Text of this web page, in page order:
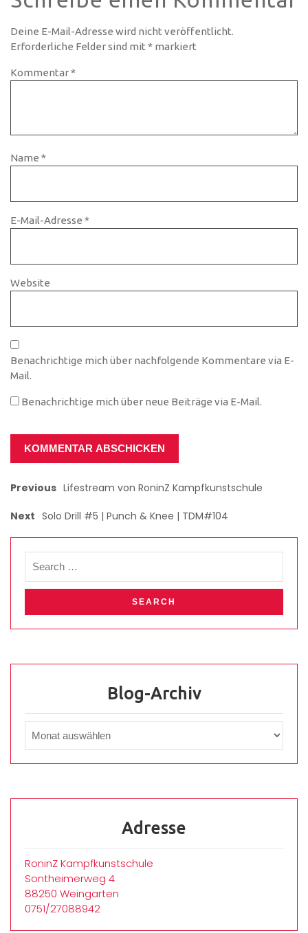
Deine E-Mail-Adresse wird nicht veröffentlicht.
Erforderliche Felder sind mit * markiert
Kommentar*
Name *
E-Mail-Adresse *
Website
Benachrichtige mich über nachfolgende Kommentare via E-
Mail.
Benachrichtige mich über neue Beiträge via E-Mail.
Previous Lifestream von RoninZ Kampfkunstschule
Next Solo Drill #5 | Punch & Knee | TDM#104
Blog-Archiv
Adresse
RoninZ Kampfkunstschule
Sontheimerweg 4
88250 Weingarten
0751/27088942